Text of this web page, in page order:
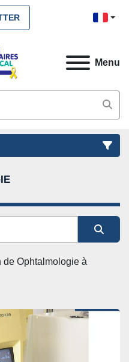
Menu
de Ophtalmologie à